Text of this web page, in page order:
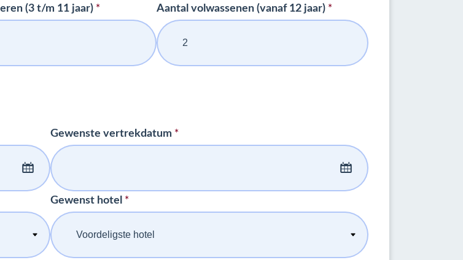
(3 t/m 11 jaar) * Aantal volwassenen (vanaf 12 jaar) *
Gewenste vertrekdatum *
Gewenst hotel *